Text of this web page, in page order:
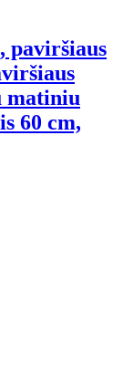
paviršiaus
matiniu
60 cm,